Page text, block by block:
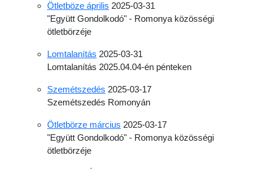
Ötletböze április 2025-03-31
"Együtt Gondolkodó" - Romonya közösségi
ötletbörzéje
Lomtalanítás 2025-03-31
Lomtalanítás 2025.04.04-én pénteken
Szemétszedés 2025-03-17
Szemétszedés Romonyán
Ötletbörze március 2025-03-17
"Együtt Gondolkodó" - Romonya közösségi
ötletbörzéje